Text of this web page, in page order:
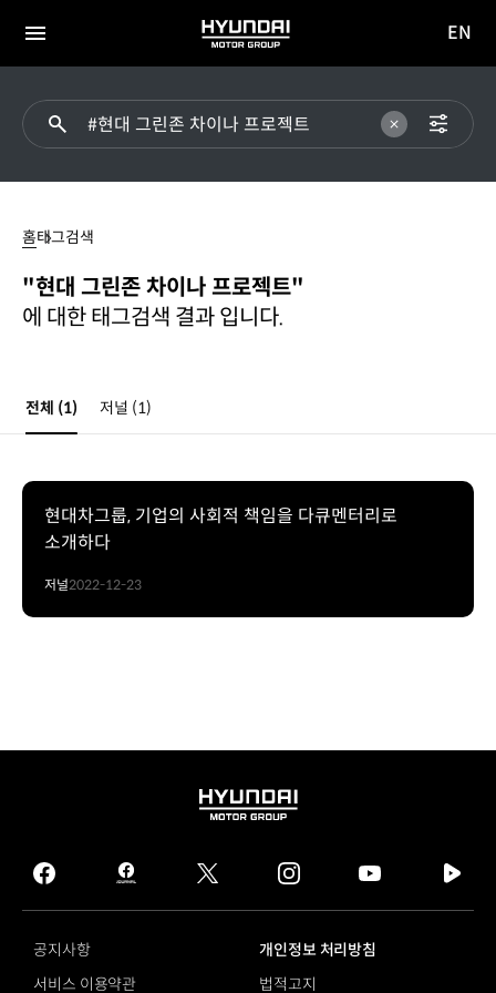
전체
HYUNDAI
MOTOR
이동
EN
그린존
프로젝트
홈태그검색
"현대 그린존 차이나 프로젝트"
에 대한 태그검색 결과 입니다.
전체 (1) 저널 (1)
현대차그룹, 기업의 사회적 책임을 다큐멘터리로
소개하다
저널2022-12-23
HYUNDAI
GROUP
facebook
hmg
journal
twitter instagram
tv
공지사항
개인정보 처리방침
서비스 이용약관
법적고지